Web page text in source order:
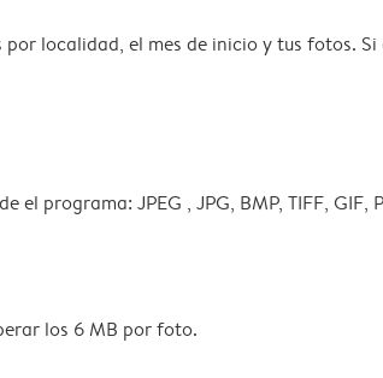
localidad, el mes de inicio y tus fotos.
programa: JPEG , JPG, BMP, TIFF, GIF,
los 6 MB por foto.